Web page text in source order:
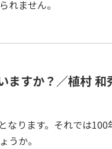
れません。
ますか？／植村 和
ります。それでは100
うか。